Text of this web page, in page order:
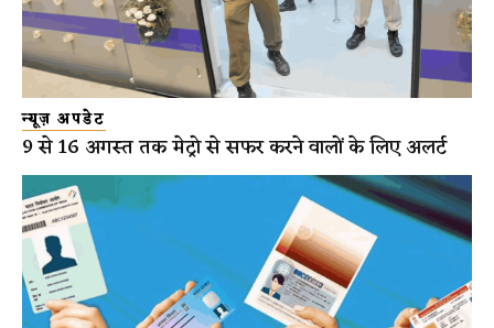
न्यूज़ अपडेट
9 से 16 अगस्त तक मेट्रो से सफर करने वालों के लिए अलर्ट